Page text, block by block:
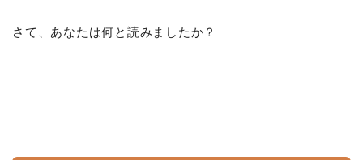
さて、あなたは何と読みましたか？